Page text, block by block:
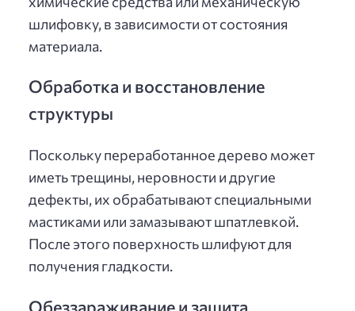
шлифовку, в зависимости от состояния
материала.
Обработка и восстановление
структуры
Поскольку переработанное дерево может
иметь трещины, неровности и другие
дефекты, их обрабатывают специальными
мастиками или замазывают шпатлевкой.
После этого поверхность шлифуют для
получения гладкости.
Обеззараживание и защита